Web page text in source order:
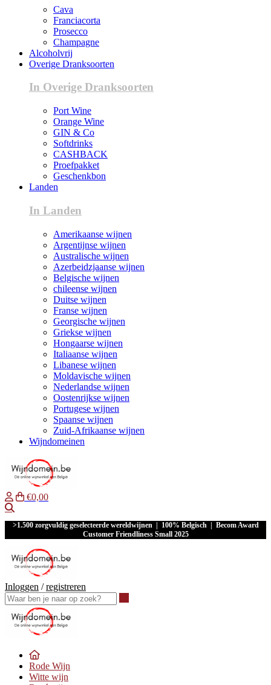
Cava
Franciacorta
Prosecco
Champagne
Alcoholvrij
Overige Dranksoorten
In Overige Dranksoorten
Port Wine
Orange Wine
GIN & Co
Softdrinks
CASHBACK
Proefpakket
Geschenkbon
Landen
In Landen
Amerikaanse wijnen
Argentijnse wijnen
Australische wijnen
Azerbeidzjaanse wijnen
Belgische wijnen
chileense wijnen
Duitse wijnen
Franse wijnen
Georgische wijnen
Griekse wijnen
Hongaarse wijnen
Italiaanse wijnen
Libanese wijnen
Moldavische wijnen
Nederlandse wijnen
Oostenrijkse wijnen
Portugese wijnen
Spaanse wijnen
Zuid-Afrikaanse wijnen
Wijndomeinen
€0,00
>1.500 zorgvuldig geselecteerde wereldwijnen | 100% Belgisch | Becom Award
Customer Friendliness Small 2025
Inloggen /registreren
Rode Wijn
Witte wijn